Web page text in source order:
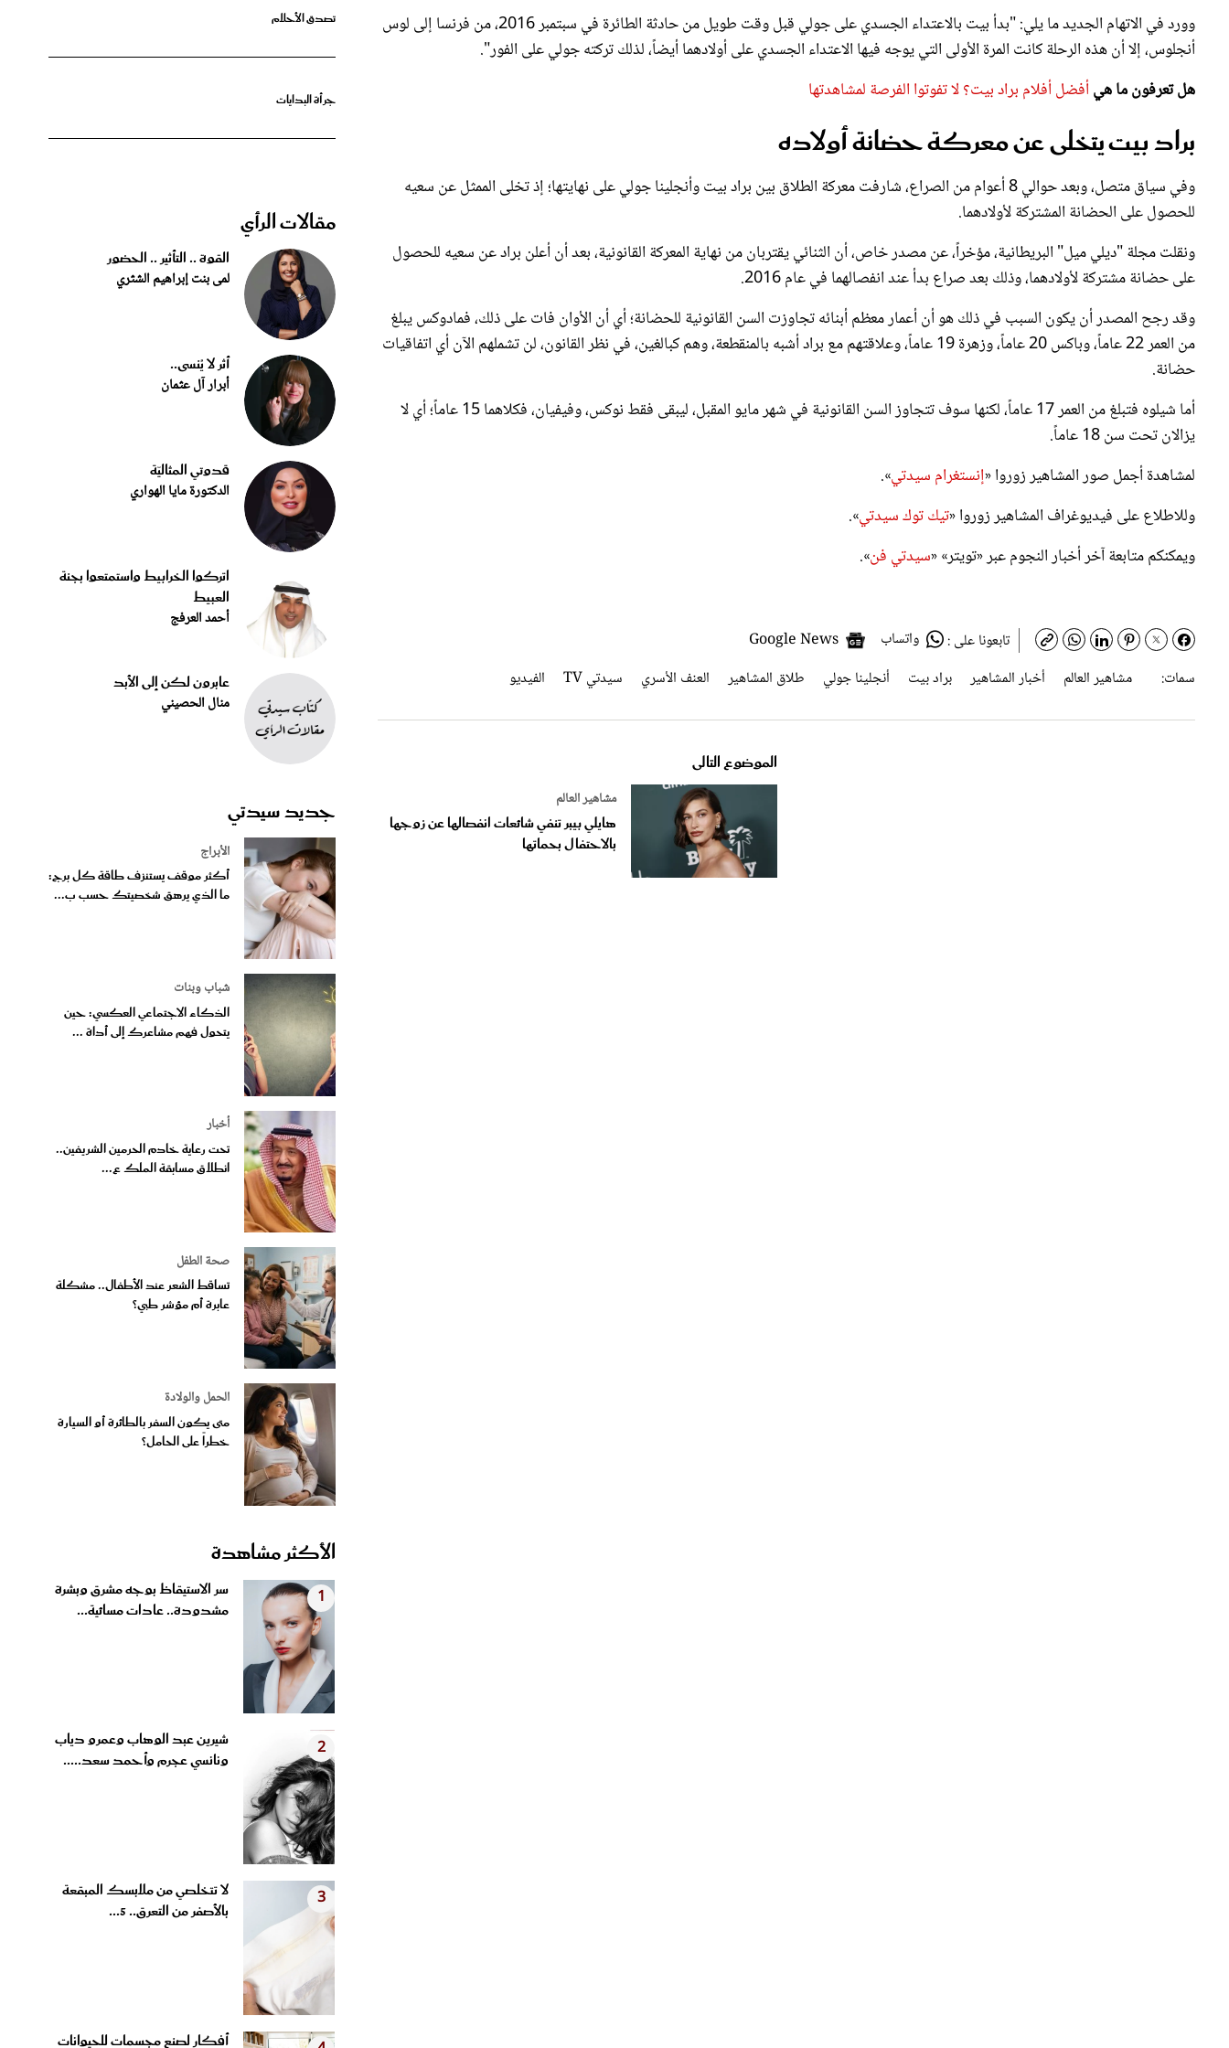
وورد في الاتهام الجديد ما يلي: "بدأ بيت بالاعتداء الجسدي على جولي قبل وقت طويل من حادثة الطائرة في سبتمبر 2016، من فرنسا إلى لوس
أنجلوس، إلا أن هذه الرحلة كانت المرة الأولى التي يوجه فيها الاعتداء الجسدي على أولادهما أيضاً، لذلك تركته جولي على الفور".
هل تعرفون ما هيأفضل أفلام براد بيت؟ لا تفوتوا الفرصة لمشاهدتها
براد بيت يتخلى عن معركة حضانة أولاده
وفي سياق متصل، وبعد حوالي 8 أعوام من الصراع، شارفت معركة الطلاق بين براد بيت وأنجلينا جولي على نهايتها؛ إذ تخلى الممثل عن سعيه
للحصول على الحضانة المشتركة لأولادهما.
ونقلت مجلة "ديلي ميل" البريطانية، مؤخراً، عن مصدر خاص، أن الثنائي يقتربان من نهاية المعركة القانونية، بعد أن أعلن براد عن سعيه للحصول
على حضانة مشتركة لأولادهما، وذلك بعد صراع بدأ عند انفصالهما في عام 2016.
وقد رجح المصدر أن يكون السبب في ذلك هو أن أعمار معظم أبنائه تجاوزت السن القانونية للحضانة؛ أي أن الأوان فات على ذلك، فمادوكس يبلغ
من العمر 22 عاماً، وباكس 20 عاماً، وزهرة 19 عاماً، وعلاقتهم مع براد أشبه بالمنقطعة، وهم كبالغين، في نظر القانون، لن تشملهم الآن أي اتفاقيات
حضانة.
أما شيلوه فتبلغ من العمر 17 عاماً، لكنها سوف تتجاوز السن القانونية في شهر مايو المقبل، ليبقى فقط نوكس، وفيفيان، فكلاهما 15 عاماً؛ أي لا
يزالان تحت سن 18 عاماً.
لمشاهدة أجمل صور المشاهير زوروا «إنستغرام سيدتي».
وللاطلاع على فيديوغراف المشاهير زوروا «تيك توك سيدتي».
ويمكنكم متابعة آخر أخبار النجوم عبر «تويتر» «سيدتي فن».
تابعونا على : واتساب
سمات:
مشاهير العالم أخبار المشاهير براد بيت أنجلينا جولي طلاق المشاهير العنف الأسري سيدتي TV الفيديو
الموضوع التالى
مشاهير العالم
هايلي بيبر تنفي شائعات انفصالها عن زوجها
بالاحتفال بحماتها
تصدق الأحلام
جرأة البدايات
مقالات الرأي
القوة .. التأثير .. الحضور
لمى بنت إبراهيم الشثري
أثر لا يُنسى..
أبرار آل عثمان
قدوتي المثاليّة
الدكتورة مايا الهواري
اتركوا الخرابيط واستمتعوا بجنة
العبيط
أحمد العرفج
عابرون لكن إلى الأبد
منال الحصيني
جديد سيدتي
الأبراج
أكثر موقف يستنزف طاقة كل برج:
ما الذي يرهق شخصيتك حسب ب...
شباب وبنات
الذكاء الاجتماعي العكسي: حين
يتحول فهم مشاعرك إلى أداة ...
أخبار
تحت رعاية خادم الحرمين الشريفين..
انطلاق مسابقة الملك ع...
صحة الطفل
تساقط الشعر عند الأطفال.. مشكلة
عابرة أم مؤشر طبي؟
الحمل والولادة
متى يكون السفر بالطائرة أو السيارة
خطراً على الحامل؟
الأكثر مشاهدة
1
سر الاستيقاظ بوجه مشرق وبشرة
مشدودة.. عادات مسائية...
2
شيرين عبد الوهاب وعمرو دياب
ونانسي عجرم وأحمد سعد.....
3
لا تتخلصي من ملابسك المبقعة
بالأصفر من التعرق.. 5...
أفكار لصنع مجسمات للحيوانات